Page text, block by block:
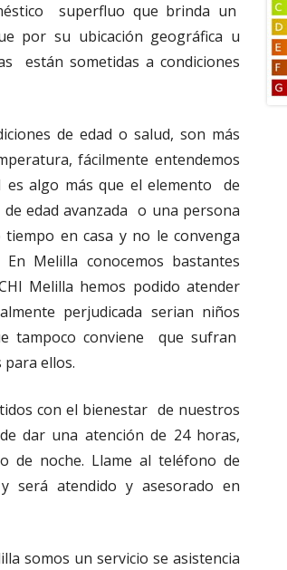
superfluo que brinda un
por su ubicación geográfica u
están sometidas a condiciones
de edad o salud, son más
fácilmente entendemos
es algo más que el elemento de
edad avanzada o una persona
en casa y no le convenga
Melilla conocemos bastantes
Melilla hemos podido atender
perjudicada serian niños
tampoco conviene que sufran
ellos.
con el bienestar de nuestros
dar una atención de 24 horas,
de noche. Llame al teléfono de
será atendido y asesorado en
somos un servicio se asistencia